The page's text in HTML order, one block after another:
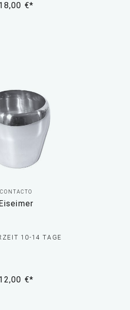
€*
CONTACTO
10-14 TAGE
€*